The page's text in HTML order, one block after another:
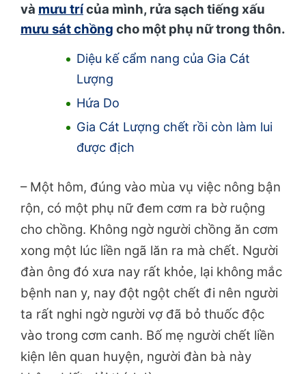
và mưu trícủa mình, rửa sạch tiếng xấu
mưu sát chồng cho một phụ nữ trong thôn.
Diệu kế cẩm nang của Gia Cát
Lượng
Hứa Do
Gia Cát Lượng chết rồi còn làm lui
được địch
– Một hôm, đúng vào mùa vụ việc nông bận
rộn, có một phụ nữ đem cơm ra bờ ruộng
cho chồng. Không ngờ người chồng ăn cơm
xong một lúc liền ngã lăn ra mà chết. Người
đàn ông đó xưa nay rất khỏe, lại không mắc
bệnh nan y, nay đột ngột chết đi nên người
ta rất nghi ngờ người vợ đã bỏ thuốc độc
vào trong cơm canh. Bố mẹ người chết liền
kiện lên quan huyện, người đàn bà này